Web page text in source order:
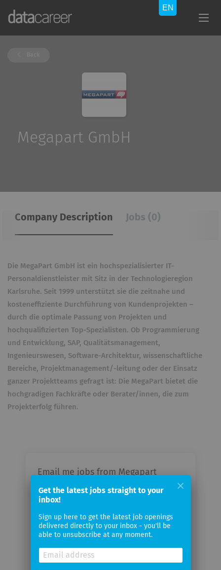
Megapart GmbH
Company Description Jobs (0)
Die MegaPart GmbH ist ein hochspezialisierter IT-
Personaldienstleister mit Sitz in der Technologieregion
Karlsruhe. Seit 1999 unterstützt sie die zeitnahe und
kosteneffiziente Durchführung von Kundenprojekten –
durch die optimale Passung von Projekten und
hochqualifizierten Top-Spezialisten. Ob Programmierung
und Entwicklung, SAP, Qualitätsmanagement,
Ingenieurswesen, Software-Architektur, wissenschaftliche
Bereiche, Projektmanagement/-leitung oder der Einsatz
ganzer Projektteams gefragt ist: Die MegaPart bietet die
hochgradigen Fachkräfte oder Berater/innen, die zum
Projekterfolg führen.
Email me jobs from Megapart
GmbH
Your
email
Email
frequency
Get the latest jobs straight to your
inbox!
Sign up here to get the latest job openings
delivered directly to your inbox - you'll be
able to unsubscribe at any moment.